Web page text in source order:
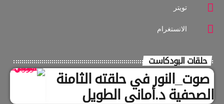
تويتر
الانستغرام
حلقات البودكاست
صوت_النور في حلقته الثامنة
الصحفية د.أماني الطويل